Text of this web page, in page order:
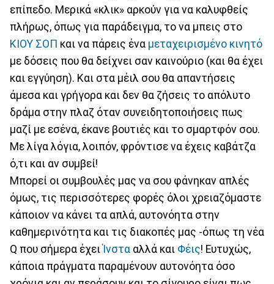
επίπεδο. Μερικά «κλικ» αρκούν για να καλυφθείς
πλήρως, όπως για παράδειγμα, το να μπεις στο
ΚΙΟΥ ΣΟΠ και να πάρεις ένα μεταχειρισμένο κινητό
με δόσεις που θα δείχνει σαν καινούριο (και θα έχει
και εγγύηση). Και στα μέιλ σου θα απαντήσεις
άμεσα και γρήγορα και δεν θα ζήσεις το απόλυτο
δράμα στην πλαζ όταν συνειδητοποιήσεις πως
μαζί με εσένα, έκανε βουτιές και το σμαρτφόν σου.
Με λίγα λόγια, λοιπόν, φρόντισε να έχεις καβάτζα
ό,τι και αν συμβεί!
Μπορεί οι συμβουλές μας να σου φάνηκαν απλές
όμως, τις περισσότερες φορές όλοι χρειαζόμαστε
κάποιον να κάνει τα απλά, αυτονόητα στην
καθημερινότητα και τις διακοπές μας -όπως τη νέα
Q που σήμερα έχειΊνστα αλλά και Φέις! Ευτυχώς,
κάποια πράγματα παραμένουν αυτονόητα όσο